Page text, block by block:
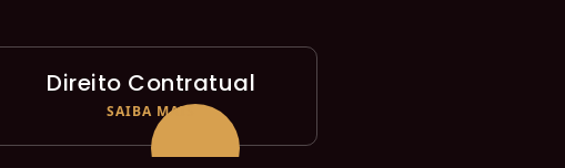
Direito Contratual
SAIBA MAIS